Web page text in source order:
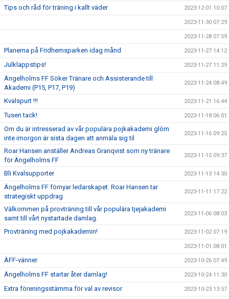
Tips och råd för träning i kallt väder 2023-12-01 10:07
2023-11-30 07:29
2023-11-28 07:59
Planerna på Fridhemsparken idag månd 2023-11-27 14:12
Julklappstips! 2023-11-27 11:29
Ängelholms FF Söker Tränare och Assisterande till
Akademi (P15, P17, P19)
2023-11-24 08:49
Kvalspurt !!! 2023-11-21 16:44
Tusen tack! 2023-11-18 06:01
Om du är intresserad av vår populära pojkakademi glöm
inte imorgon är sista dagen att anmäla sig til
2023-11-16 09:25
Roar Hansen anställer Andreas Granqvist som ny tränare
för Ängelholms FF
2023-11-15 09:37
Bli Kvalsupporter 2023-11-13 14:30
Ängelholms FF förnyar ledarskapet: Roar Hansen tar
strategiskt uppdrag
2023-11-11 17:22
Välkommen på provträning till vår populära tjejakademi
samt till vårt nystartade damlag.
2023-11-06 08:03
Provträning med pojkakademin! 2023-11-02 07:19
2023-11-01 08:01
ÄFF-vänner 2023-10-26 07:49
Ängelholms FF startar åter damlag! 2023-10-24 11:30
Extra föreningsstämma för val av revisor 2023-10-23 13:57